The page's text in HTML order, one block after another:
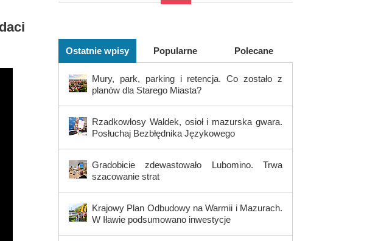
Ostatnie wpisy Popularne Polecane
Mury, park, parking i retencja. Co zostało z
planów dla Starego Miasta?
Rzadkowłosy Waldek, osioł i mazurska gwara.
Posłuchaj Bezbłędnika Językowego
Gradobicie zdewastowało Lubomino. Trwa
szacowanie strat
Krajowy Plan Odbudowy na Warmii i Mazurach.
W Iławie podsumowano inwestycje